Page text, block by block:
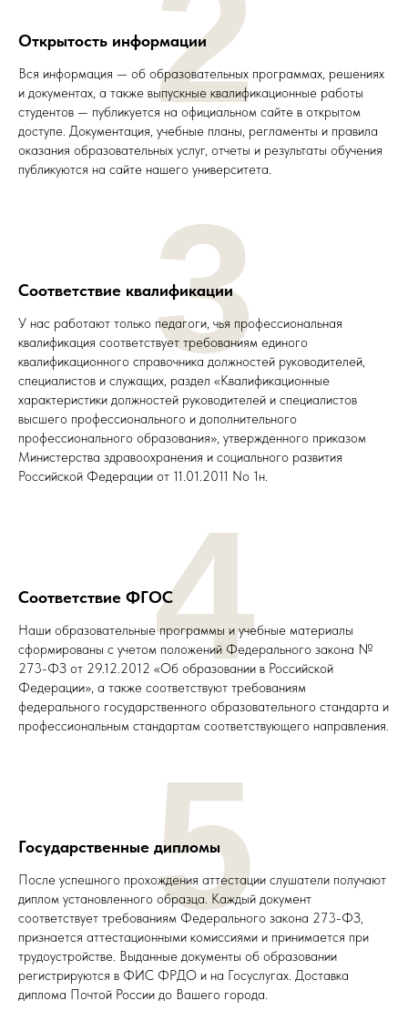
Открытость информации
Вся информация — об образовательных программах, решениях
и документах, а также выпускные квалификационные работы
студентов — публикуется на официальном сайте в открытом
доступе. Документация, учебные планы, регламенты и правила
оказания образовательных услуг, отчеты и результаты обучения
публикуются на сайте нашего университета.
Соответствие квалификации
У нас работают только педагоги, чья профессиональная
квалификация соответствует требованиям единого
квалификационного справочника должностей руководителей,
специалистов и служащих, раздел «Квалификационные
характеристики должностей руководителей и специалистов
высшего профессионального и дополнительного
профессионального образования», утвержденного приказом
Министерства здравоохранения и социального развития
Российской Федерации от 11.01.2011 No 1н.
3
Соответствие ФГОС
Наши образовательные программы и учебные материалы
сформированы с учетом положений Федерального закона №
273-ФЗ от 29.12.2012 «Об образовании в Российской
Федерации», а также соответствуют требованиям
федерального государственного образовательного стандарта и
профессиональным стандартам соответствующего направления.
4
Государственные дипломы
После успешного прохождения аттестации слушатели получают
диплом установленного образца. Каждый документ
соответствует требованиям Федерального закона 273-ФЗ,
признается аттестационными комиссиями и принимается при
трудоустройстве. Выданные документы об образовании
регистрируются в ФИС ФРДО и на Госуслугах. Доставка
диплома Почтой России до Вашего города.
5